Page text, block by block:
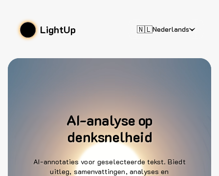
LightUp 🇳🇱Nederlands
AI-analyse op
denksnelheid
AI-annotaties voor geselecteerde tekst. Biedt
uitleg, samenvattingen, analyses en